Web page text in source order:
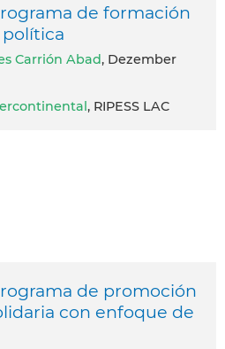
de formación
Carrión Abad, Dezember
, RIPESS LAC
de promoción
con enfoque de